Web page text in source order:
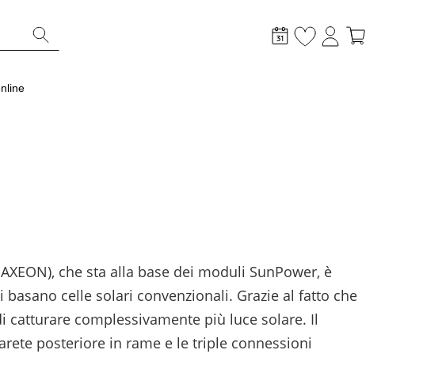
News
Sistemi di monitoraggio
Sector coupling
che sta alla base dei moduli SunPower, è
celle solari convenzionali. Grazie al fatto che
complessivamente più luce solare. Il
posteriore in rame e le triple connessioni